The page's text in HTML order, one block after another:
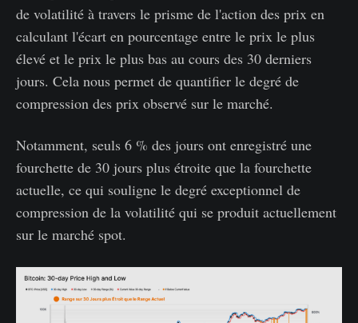
de volatilité à travers le prisme de l'action des prix en
calculant l'écart en pourcentage entre le prix le plus
élevé et le prix le plus bas au cours des 30 derniers
jours. Cela nous permet de quantifier le degré de
compression des prix observé sur le marché.
Notamment, seuls 6 % des jours ont enregistré une
fourchette de 30 jours plus étroite que la fourchette
actuelle, ce qui souligne le degré exceptionnel de
compression de la volatilité qui se produit actuellement
sur le marché spot.